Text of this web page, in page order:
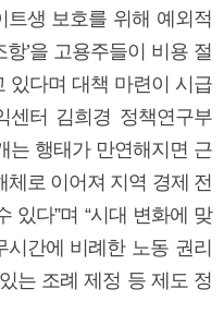
트생 보호를 위해 예외적
’을 고용주들이 비용 절
있다며 대책 마련이 시급
센터 김희경 정책연구부
는 행태가 만연해지면 근
로 이어져 지역 경제 전
있다”며 “시대 변화에 맞
간에 비례한 노동 권리
는 조례 제정 등 제도 정